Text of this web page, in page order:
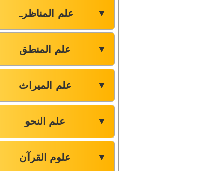
علم المناظرہ ▼
علم المنطق ▼
علم المیراث ▼
علم النحو ▼
علوم القرآن ▼